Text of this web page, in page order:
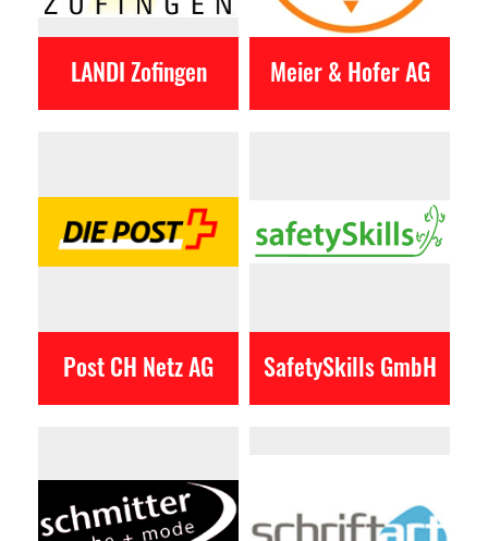
LANDI Zofingen Meier & Hofer AG
Post CH Netz AG SafetySkills GmbH